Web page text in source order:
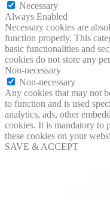
Necessary
Always Enabled
Necessary cookies are
function properly. This
basic functionalities and
cookies do not store any
Non-necessary
Non-necessary
Any cookies that may not
to function and is used
analytics, ads, other
cookies. It is mandatory to
these cookies on your
SAVE & ACCEPT